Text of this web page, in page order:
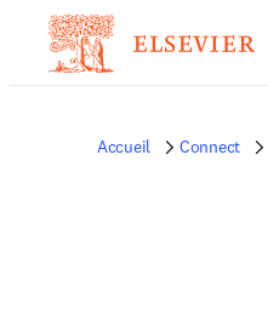
Accueil Connect